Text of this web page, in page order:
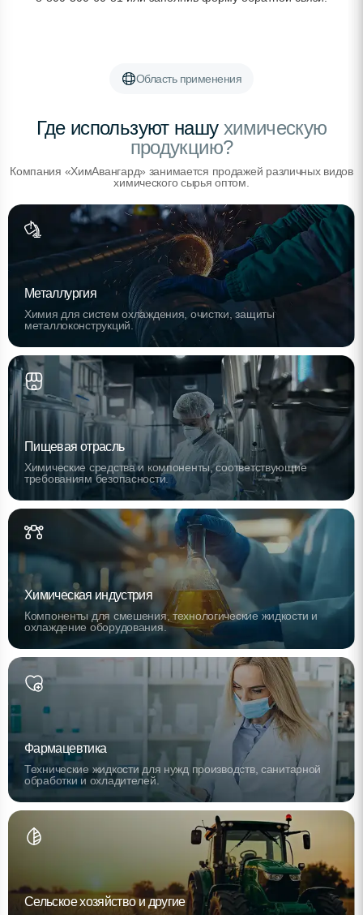
Область применения
Где используют нашухимическую
продукцию?
Компания «ХимАвангард» занимается продажей различных видов
химического сырья оптом.
Металлургия
Химия для систем охлаждения, очистки, защиты
металлоконструкций.
Пищевая отрасль
Химические средства и компоненты, соответствующие
требованиям безопасности.
Химическая индустрия
Компоненты для смешения, технологические жидкости и
охлаждение оборудования.
Фармацевтика
Технические жидкости для нужд производств, санитарной
обработки и охладителей.
Сельское хозяйство и другие